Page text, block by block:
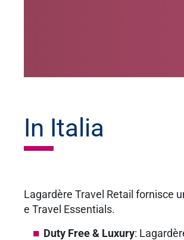
In Italia
Lagardère Travel Retail fornisce
e Travel Essentials.​​
Duty Free & Luxury: